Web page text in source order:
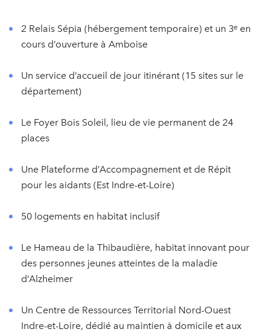
2 Relais Sépia (hébergement temporaire) et un 3ᵉ en
cours d’ouverture à Amboise
Un service d’accueil de jour itinérant (15 sites sur le
département)
Le Foyer Bois Soleil, lieu de vie permanent de 24
places
Une Plateforme d’Accompagnement et de Répit
pour les aidants (Est Indre-et-Loire)
50 logements en habitat inclusif
Le Hameau de la Thibaudière, habitat innovant pour
des personnes jeunes atteintes de la maladie
d’Alzheimer
Un Centre de Ressources Territorial Nord-Ouest
Indre-et-Loire, dédié au maintien à domicile et aux